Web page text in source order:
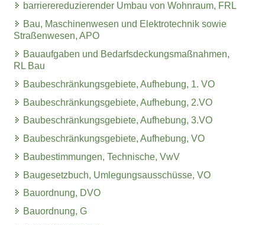
barrierereduzierender Umbau von Wohnraum, FRL
Bau, Maschinenwesen und Elektrotechnik sowie
Straßenwesen, APO
Bauaufgaben und Bedarfsdeckungsmaßnahmen,
RL Bau
Baubeschränkungsgebiete, Aufhebung, 1. VO
Baubeschränkungsgebiete, Aufhebung, 2.VO
Baubeschränkungsgebiete, Aufhebung, 3.VO
Baubeschränkungsgebiete, Aufhebung, VO
Baubestimmungen, Technische, VwV
Baugesetzbuch, Umlegungsausschüsse, VO
Bauordnung, DVO
Bauordnung, G